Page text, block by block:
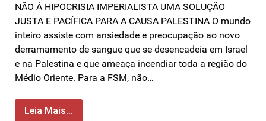
NÃO À HIPOCRISIA IMPERIALISTA UMA SOLUÇÃO
JUSTA E PACÍFICA PARA A CAUSA PALESTINA O mundo
inteiro assiste com ansiedade e preocupação ao novo
derramamento de sangue que se desencadeia em Israel
e na Palestina e que ameaça incendiar toda a região do
Médio Oriente. Para a FSM, não…
Leia Mais...